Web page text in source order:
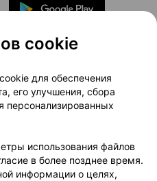
проекта
Медицинский маркетинг
Доставка
Партнеры
103.by
cookie
для обеспечения
его улучшения, сбора
персонализированных
использования файлов
в более позднее время.
информации о целях,